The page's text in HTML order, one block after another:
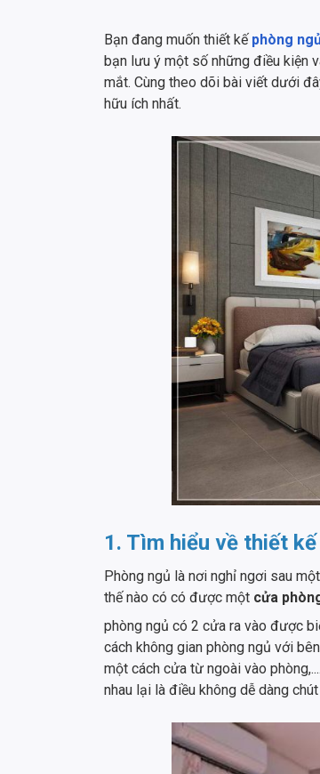
Bạn đang muốn thiết kế phòng
bạn lưu ý một số những điều kiện
mắt. Cùng theo dõi bài viết dưới
hữu ích nhất.
1. Tìm hiểu về thiết
Phòng ngủ là nơi nghỉ ngơi sau
thế nào có có được một cửa
phòng ngủ có 2 cửa ra vào được
cách không gian phòng ngủ với
một cách cửa từ ngoài vào
nhau lại là điều không dễ dàng chút